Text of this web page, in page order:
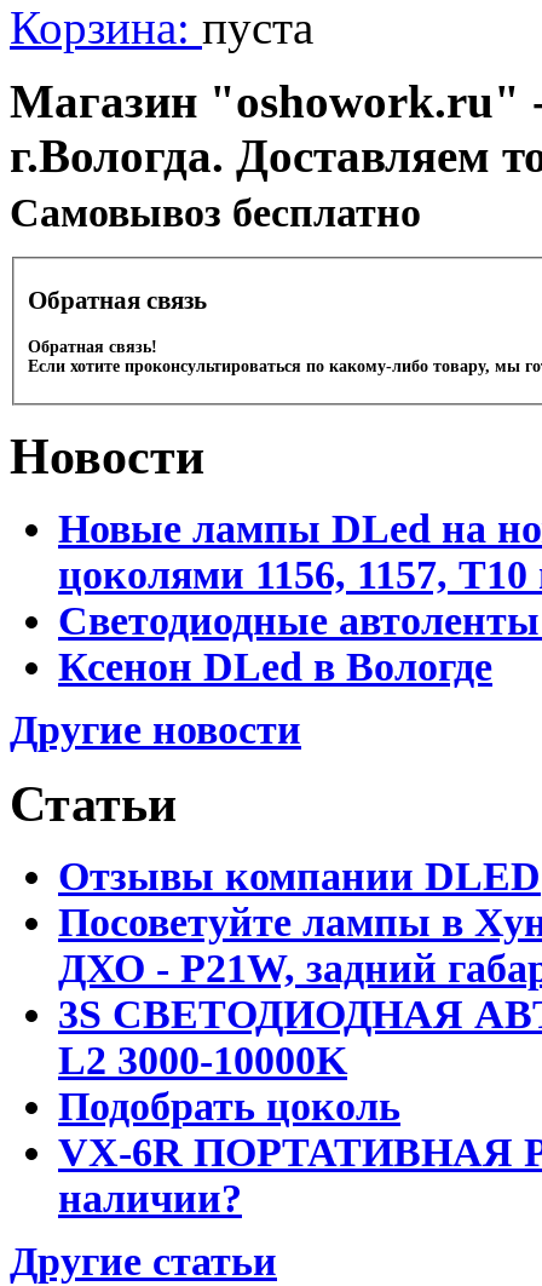
Корзина: пуста
Магазин "oshowork.ru"
г.Вологда. Доставляем
Cамовывоз бесплатно
Обратная связь
Обратная связь!
Если хотите проконсультироваться по какому-либо товару, мы
Новости
Новые лампы DLed на
цоколями 1156, 1157, T10
Светодиодные
Ксенон DLed в Вологде
Другие новости
Статьи
Отзывы компании DLED
Посоветуйте лампы в
ДХО - P21W, задний
3S СВЕТОДИОДНАЯ
L2 3000-10000K
Подобрать цоколь
VX-6R ПОРТАТИВНАЯ
наличии?
Другие статьи